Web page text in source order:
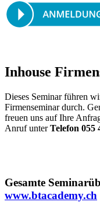
Inhouse
Dieses Seminar führen
Firmenseminar durch.
freuen uns auf Ihre
Anruf unterTelefon 055
Gesamte
www.btacademy.ch